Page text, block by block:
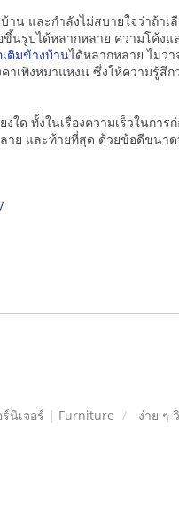
ละกำลังไม่สบายใจว่าถ้าเลื
นรูปได้หลากหลาย ความโค้ง
ติมข้างบ้านได้หลากหลาย ไม่ว่
าเพิงหมาแหงน ซึ่งให้ความรู้
ใด ทั้งในเรื่องความเร็วในก
าย และท้ายที่สุด ด้วยข้อดีขน
ร์นิเจอร์ | Furniture ง่าย ๆ